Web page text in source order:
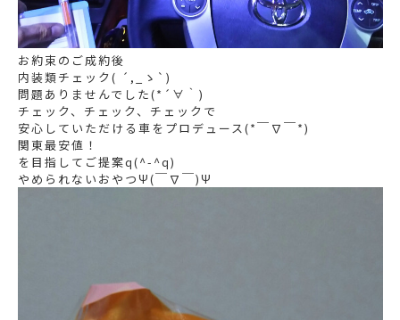
お約束のご成約後
内装類チェック( ´,_ゝ`)
問題ありませんでした(*´∀｀)
チェック、チェック、チェックで
安心していただける車をプロデュース(*￣∇￣*)
関東最安値！
を目指してご提案q(^-^q)
やめられないおやつΨ(￣∇￣)Ψ